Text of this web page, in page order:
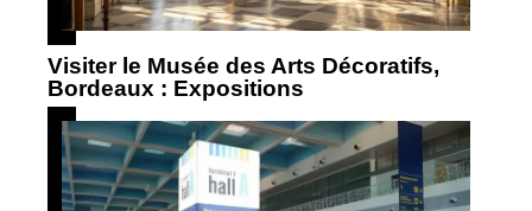
Visiter le Musée des Arts Décoratifs,
Bordeaux : Expositions